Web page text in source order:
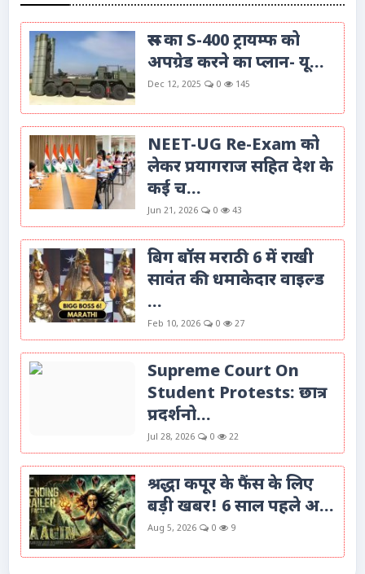
रूस का S-400 ट्रायम्फ को
अपग्रेड करने का प्लान- यू...
Dec 12, 2025 0 145
NEET-UG Re-Exam को
लेकर प्रयागराज सहित देश के
कई च...
Jun 21, 2026 0 43
बिग बॉस मराठी 6 में राखी
सावंत की धमाकेदार वाइल्ड
...
Feb 10, 2026 0 27
Supreme Court On
Student Protests: छात्र
प्रदर्शनो...
Jul 28, 2026 0 22
श्रद्धा कपूर के फैंस के लिए
बड़ी खबर! 6 साल पहले अ...
Aug 5, 2026 0 9